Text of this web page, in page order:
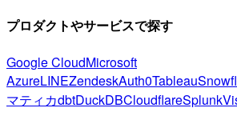
プロダクトやサービスで探す
Google CloudMicrosoft
AzureLINEZendeskAuth0Tableau
マティカdbtDuckDBCloudflareSplunk